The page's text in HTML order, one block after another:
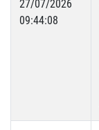
27/07/2026
09:44:08